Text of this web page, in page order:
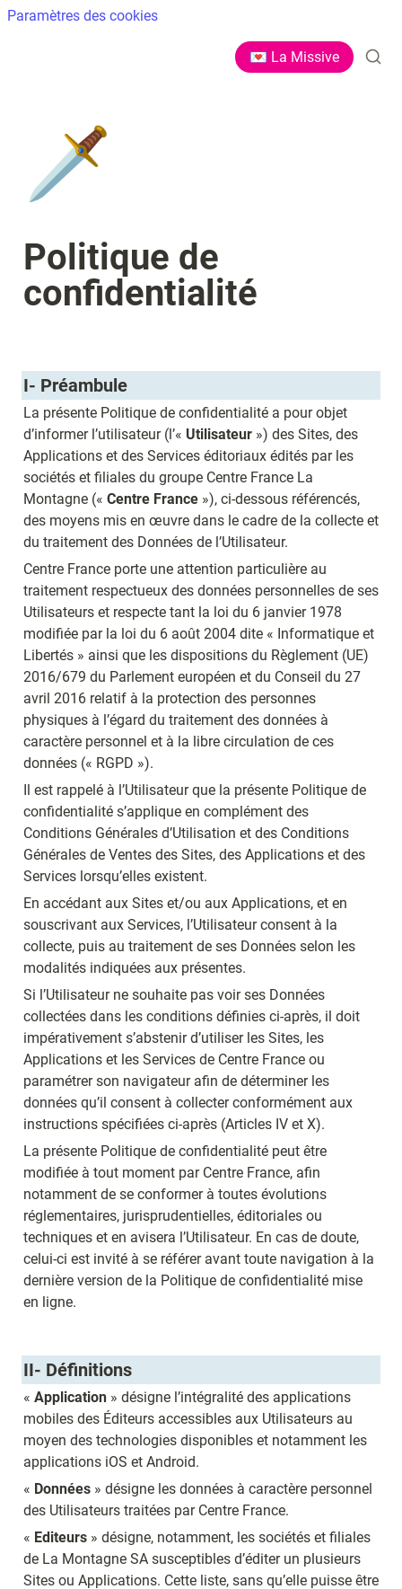
Paramètres des cookies
💌 La Missive
🗡️
Politique de
confidentialité
I- Préambule
La présente Politique de confidentialité a pour objet
d’informer l’utilisateur (l’« Utilisateur ») des Sites, des
Applications et des Services éditoriaux édités par les
sociétés et filiales du groupe Centre France La
Montagne (« Centre France »), ci-dessous référencés,
des moyens mis en œuvre dans le cadre de la collecte et
du traitement des Données de l’Utilisateur.
Centre France porte une attention particulière au
traitement respectueux des données personnelles de ses
Utilisateurs et respecte tant la loi du 6 janvier 1978
modifiée par la loi du 6 août 2004 dite « Informatique et
Libertés » ainsi que les dispositions du Règlement (UE)
2016/679 du Parlement européen et du Conseil du 27
avril 2016 relatif à la protection des personnes
physiques à l’égard du traitement des données à
caractère personnel et à la libre circulation de ces
données (« RGPD »).
Il est rappelé à l’Utilisateur que la présente Politique de
confidentialité s’applique en complément des
Conditions Générales d’Utilisation et des Conditions
Générales de Ventes des Sites, des Applications et des
Services lorsqu’elles existent.
En accédant aux Sites et/ou aux Applications, et en
souscrivant aux Services, l’Utilisateur consent à la
collecte, puis au traitement de ses Données selon les
modalités indiquées aux présentes.
Si l’Utilisateur ne souhaite pas voir ses Données
collectées dans les conditions définies ci-après, il doit
impérativement s’abstenir d’utiliser les Sites, les
Applications et les Services de Centre France ou
paramétrer son navigateur afin de déterminer les
données qu’il consent à collecter conformément aux
instructions spécifiées ci-après (Articles IV et X).
La présente Politique de confidentialité peut être
modifiée à tout moment par Centre France, afin
notamment de se conformer à toutes évolutions
réglementaires, jurisprudentielles, éditoriales ou
techniques et en avisera l’Utilisateur. En cas de doute,
celui-ci est invité à se référer avant toute navigation à la
dernière version de la Politique de confidentialité mise
en ligne.
II- Définitions
« Application » désigne l’intégralité des applications
mobiles des Éditeurs accessibles aux Utilisateurs au
moyen des technologies disponibles et notamment les
applications iOS et Android.
« Données » désigne les données à caractère personnel
des Utilisateurs traitées par Centre France.
« Editeurs » désigne, notamment, les sociétés et filiales
de La Montagne SA susceptibles d’éditer un plusieurs
Sites ou Applications. Cette liste, sans qu’elle puisse être